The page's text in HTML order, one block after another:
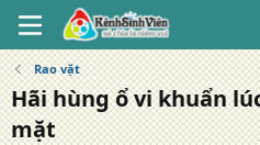
Rao vặt
Hãi hùng ổ vi khuẩn
mặt